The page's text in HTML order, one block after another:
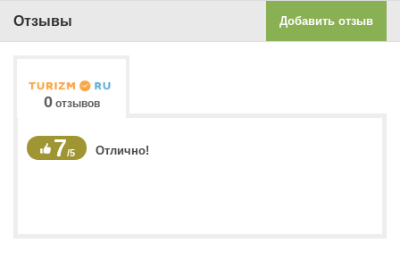
Отзывы Добавить отзыв
0отзывов
7/5 Отлично!